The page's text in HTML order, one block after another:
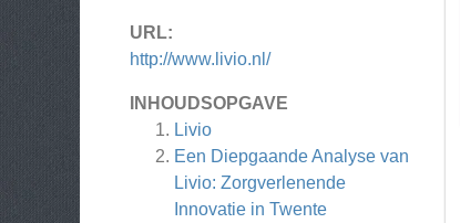
URL:
http://www.livio.nl/
INHOUDSOPGAVE
Livio
Een Diepgaande Analyse van
Livio: Zorgverlenende
Innovatie in Twente